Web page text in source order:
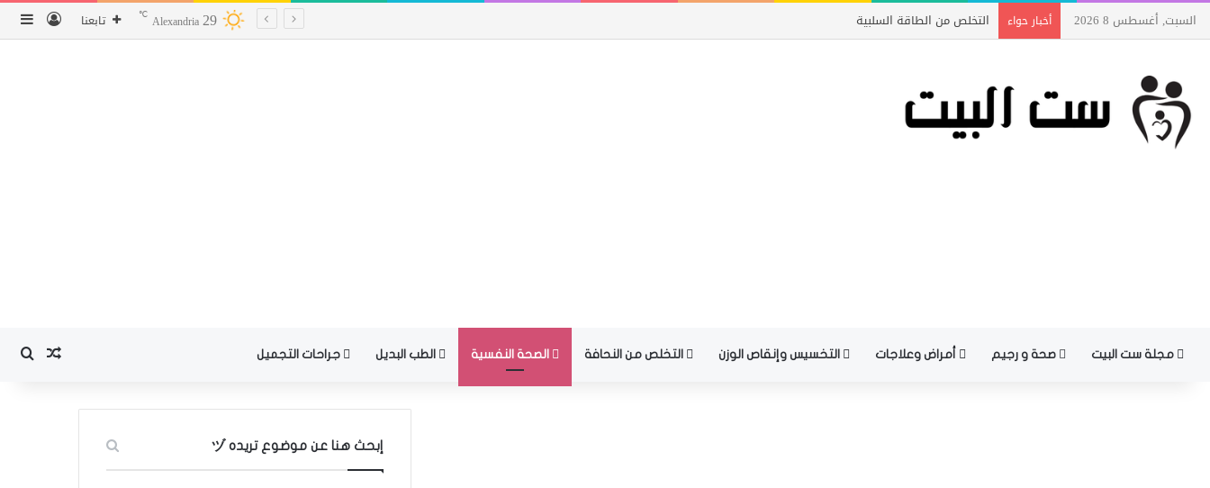
السبت, أغسطس 8 2026 أخبار حواء سلاسل و حلقان داماس ،الاشكال الجديده ٢٠١٩ والاسعار Alexandria29
℃ تابعنا
مجلة ست البيت صحة و رجيم أمراض وعلاجات التخسيس وإنقاص الوزن التخلص من النحافة الصحة النفسية الطب البديل جراحات التجميل مقال
إبحث هنا عن موضوع تريده ヅ